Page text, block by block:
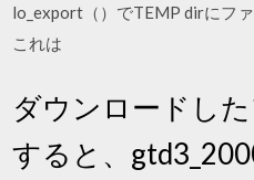
lo_export（）でTEMP dirにフ
これは
ダウンロードし
すると、